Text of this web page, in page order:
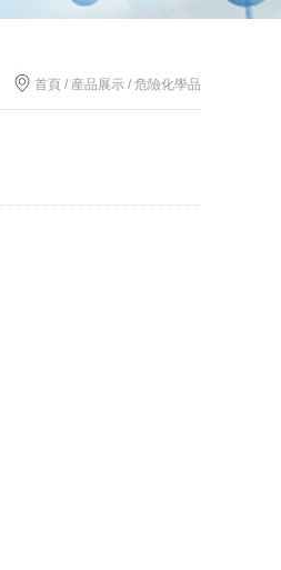
首頁 / 産品展示 / 危險化學品